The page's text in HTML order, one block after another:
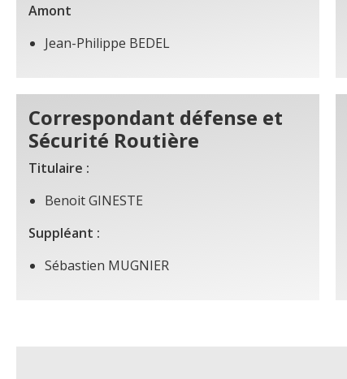
Amont
Jean-Philippe BEDEL
Correspondant défense et
Sécurité Routière
Titulaire :
Benoit GINESTE
Suppléant :
Sébastien MUGNIER